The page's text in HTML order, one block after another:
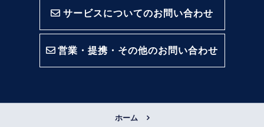
サービスについてのお問い合わせ
営業・提携・その他のお問い合わせ
ホーム